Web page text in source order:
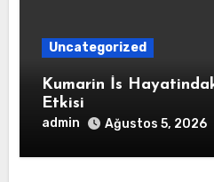
Uncategorized
Kumarin İs
Etkisi
admin Ağustos 5, 2026